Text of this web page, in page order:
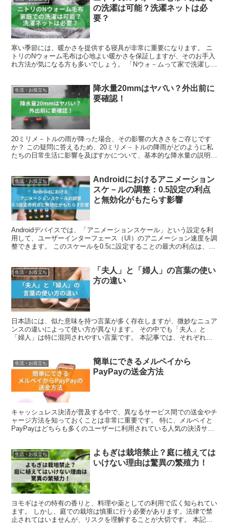
の洗濯は可能？洗濯ネットは必
要？
寒い季節には、暖かさを提供する寝具が非常に重要になります。 ニ
トリのNウォーム毛布は心地よい暖かさを保証しますが、そのお手入
れ方法が気になる方も多いでしょう。 「Nウォ－ムって家で洗濯して
生活・お役立ち
降水量20mmはヤバい？外出前に
要確認！
20ミリメ－トルの雨が降った場合、その影響の大きさをご存じです
か？ この疑問に答えるため、20ミリメ－トルの降雨がどのように私
たちの日常生活に影響を及ぼすかについて、基本的な降水量の説明か
生活・お役立ち
Androidにおけるアニメーション
スケ－ルの調整：0.5設定の利点
と無効化がもたらす影響
Androidデバイスでは、「アニメーションスケール」という設定を利
用して、ユーザーインターフェース（UI）のアニメーション速度を調
整できます。 このスケールを0.5に設定することの最大の利点は、UI
生活・お役立ち
「夫人」と「婦人」の言葉の使い
方の違い
日本語には、似た意味を持つ言葉が多く存在しますが、微妙なニュア
ンスの違いによって使い方が異なります。 その中でも「夫人」と
「婦人」は特に混同されやすい言葉です。 本記事では、それぞれの
生活・お役立ち
簡単にできるメルペイから
PayPayの送金方法
キャッシュレス決済が普及する中で、異なるサービス間での送金やチ
ャージ方法を知っておくことは非常に重要です。 特に、メルペイと
PayPayはどちらも多くのユーザーに利用されている人気の決済サー
生活・お役立ち
よもぎは栽培禁止？庭に植えては
いけない理由は驚異の繁殖力！
ヨモギはその特有の香りと、料理や薬としての利用で広く知られてい
ます。 しかし、庭での栽培は慎重に行う必要があります。法律で禁
止されてはいませんが、リスクを理解することが大切です。 本記事